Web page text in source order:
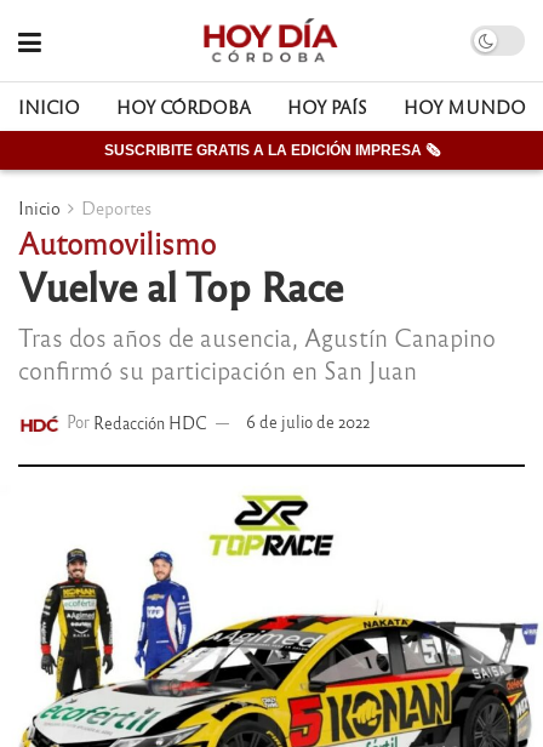
INICIO HOY CÓRDOBA HOY PAÍS HOY MUNDO
SUSCRIBITE GRATIS A LA EDICIÓN IMPRESA 🗞
Inicio Deportes
Automovilismo
Vuelve al Top Race
Tras dos años de ausencia, Agustín Canapino
confirmó su participación en San Juan
Por Redacción HDC 6 de julio de 2022